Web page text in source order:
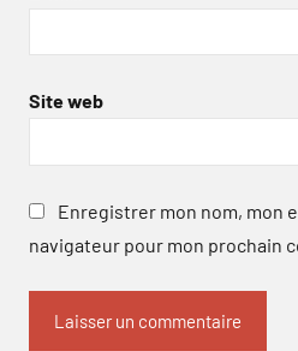
Site web
Enregistrer mon nom, mon
navigateur pour mon prochain